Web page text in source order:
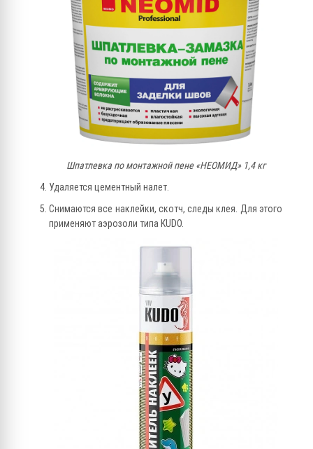
Шпатлевка по монтажной пене «НЕОМИД» 1,4 кг
Удаляется цементный налет.
Снимаются все наклейки, скотч, следы клея. Для этого
применяют аэрозоли типа KUDO.